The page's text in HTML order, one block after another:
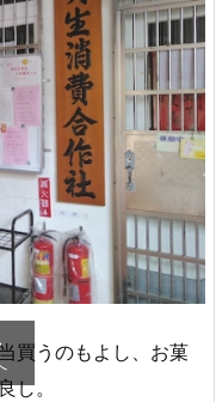
買うのもよし、お菓
し。